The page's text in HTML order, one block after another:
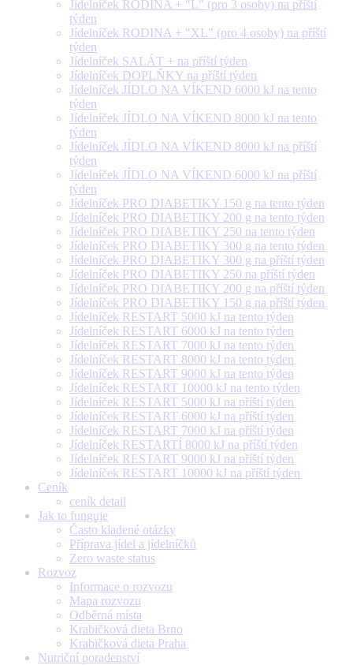
Jídelníček RODINA + "L" (pro 3 osoby) na příští
týden
Jídelníček RODINA + "XL" (pro 4 osoby) na příští
týden
Jídelníček SALÁT + na příští týden
Jídelníček DOPLŇKY na příští týden
Jídelníček JÍDLO NA VÍKEND 6000 kJ na tento
týden
Jídelníček JÍDLO NA VÍKEND 8000 kJ na tento
týden
Jídelníček JÍDLO NA VÍKEND 8000 kJ na příští
týden
Jídelníček JÍDLO NA VÍKEND 6000 kJ na příští
týden
Jídelníček PRO DIABETIKY 150 g na tento týden
Jídelníček PRO DIABETIKY 200 g na tento týden
Jídelníček PRO DIABETIKY 250 na tento týden
Jídelníček PRO DIABETIKY 300 g na tento týden
Jídelníček PRO DIABETIKY 300 g na příští týden
Jídelníček PRO DIABETIKY 250 na příští týden
Jídelníček PRO DIABETIKY 200 g na příští týden
Jídelníček PRO DIABETIKY 150 g na příští týden
Jídelníček RESTART 5000 kJ na tento týden
Jídelníček RESTART 6000 kJ na tento týden
Jídelníček RESTART 7000 kJ na tento týden
Jídelníček RESTART 8000 kJ na tento týden
Jídelníček RESTART 9000 kJ na tento týden
Jídelníček RESTART 10000 kJ na tento týden
Jídelníček RESTART 5000 kJ na příští týden
Jídelníček RESTART 6000 kJ na příští týden
Jídelníček RESTART 7000 kJ na příští týden
Jídelníček RESTARTÍ 8000 kJ na příští týden
Jídelníček RESTART 9000 kJ na příští týden
Jídelníček RESTART 10000 kJ na příští týden
Ceník
ceník detail
Jak to funguje
Často kladené otázky
Příprava jídel a jídelníčků
Zero waste status
Rozvoz
Informace o rozvozu
Mapa rozvozu
Odběrná místa
Krabičková dieta Brno
Krabičková dieta Praha
Nutriční poradenství